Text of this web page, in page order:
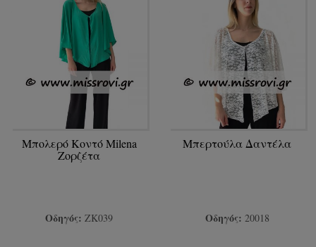
Μπολερό Κοντό Milena
Ζορζέτα
Οδηγός: ΖΚ039
Μπερτούλα Δαντέλα
Οδηγός: 20018